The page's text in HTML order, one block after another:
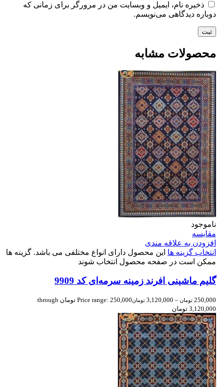
ذخیره نام، ایمیل و وبسایت من در مرورگر برای زمانی که
دوباره دیدگاهی می‌نویسم.
محصولات مشابه
ناموجود
مقایسه
افزودن به علاقه مندی
انتخاب گزینه ها این محصول دارای انواع مختلفی می باشد. گزینه ها
ممکن است در صفحه محصول انتخاب شوند
گلیم ماشینی افرند زمینه سرمه‌ای کد 9909
250,000 تومان –
3,120,000 تومان
Price range: 250,000 تومان through
3,120,000 تومان